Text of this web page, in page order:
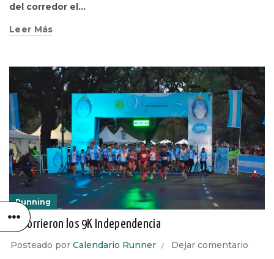
del corredor el...
Leer Más
Running
Se corrieron los 9K Independencia
Posteado por Calendario Runner
Dejar comentario
MÉTODO
PARA
28/01/2024
Sin
comentarios